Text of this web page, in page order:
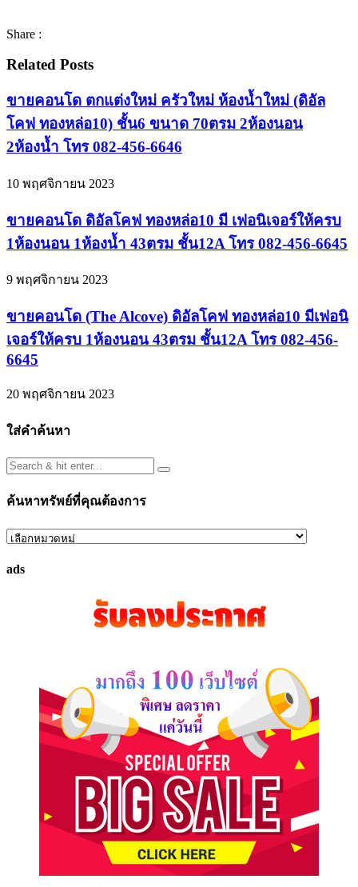
Share :
Related Posts
ขายคอนโด ตกแต่งใหม่ ครัวใหม่ ห้องน้ำใหม่ (ดิอัล
โคฟ ทองหล่อ10) ชั้น6 ขนาด 70ตรม 2ห้องนอน
2ห้องน้ำ โทร 082-456-6646
10 พฤศจิกายน 2023
ขายคอนโด ดิอัลโคฟ ทองหล่อ10 มี เฟอนิเจอร์ให้ครบ
1ห้องนอน 1ห้องน้ำ 43ตรม ชั้น12A โทร 082-456-6645
9 พฤศจิกายน 2023
ขายคอนโด (The Alcove) ดิอัลโคฟ ทองหล่อ10 มีเฟอนิ
เจอร์ให้ครบ 1ห้องนอน 43ตรม ชั้น12A โทร 082-456-
6645
20 พฤศจิกายน 2023
ใส่คำค้นหา
ค้นหาทรัพย์ที่คุณต้องการ
ค้นหา
ที่
ads